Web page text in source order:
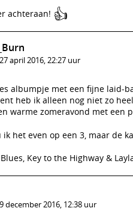
achteraan! 👍
27 april 2016, 22:27 uur
albumpje met een fijne laid-
heb ik alleen nog niet zo
warme zomeravond met een
ik het even op een 3, maar de
Key to the Highway &
9 december 2016, 12:38 uur